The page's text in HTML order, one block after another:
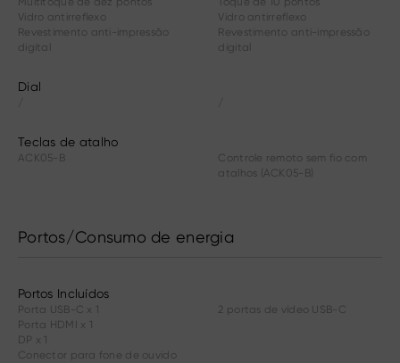
Vidro antirreflexo
Revestimento anti-impressão
digital
Vidro antirreflexo
Revestimento anti-impressão
digital
Dial
Teclas de atalho
ACK05-B
Controle remoto sem fio com
atalhos (ACK05-B)
Portos/Consumo de energia
Portos Incluídos
Porta USB-C x 1
Porta HDMI x 1
DP x 1
Conector para fone de ouvido
2 portas de vídeo USB-C